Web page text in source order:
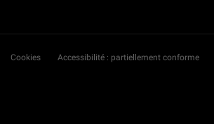
Cookies Accessibilité : partiellement conforme